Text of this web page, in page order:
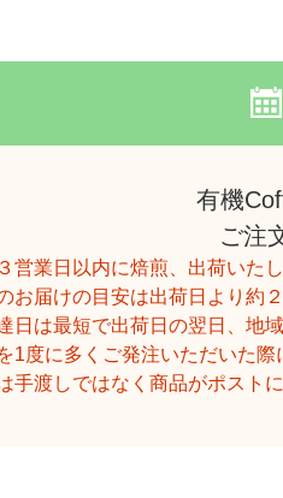
有機
ご注
営業日以内に焙煎、出荷いたし
お届けの目安は出荷日より約
日は最短で出荷日の翌日、地
1度に多くご発注いただいた
手渡しではなく商品がポスト